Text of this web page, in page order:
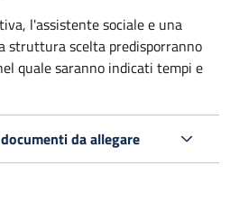
l'assistente sociale e una
struttura scelta predisporranno
quale saranno indicati tempi e
da allegare